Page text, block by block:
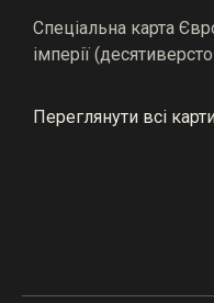
Спеціальна карта
імперії
Переглянути всі